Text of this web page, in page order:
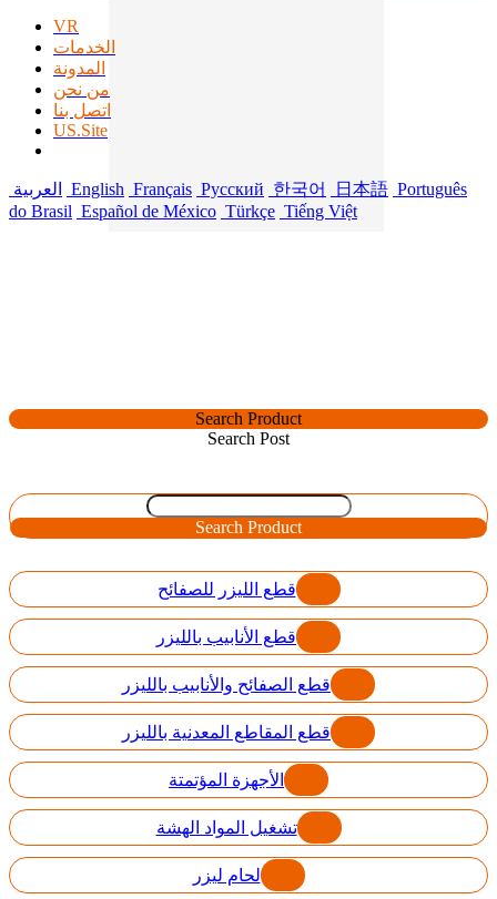
VR
الخدمات
المدونة
من نحن
اتصل بنا
US.Site
العربية English Français Русский 한국어 日本語 Português
do Brasil Español de México Türkçe Tiếng Việt
Search Product
Search Post
Search Product
قطع الليزر للصفائح
قطع الأنابيب بالليزر
قطع الصفائح والأنابيب بالليزر
قطع المقاطع المعدنية بالليزر
الأجهزة المؤتمتة
تشغيل المواد الهشة
لحام ليزر